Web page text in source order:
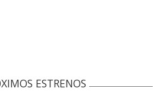
ESTRENOS